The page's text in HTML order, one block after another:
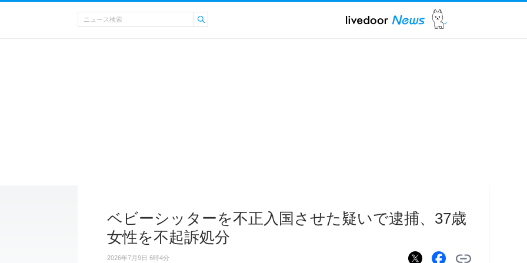
ベビーシッターを不正入国させた疑いで逮捕、37歳
女性を不起訴処分
2026年7月9日 6時4分